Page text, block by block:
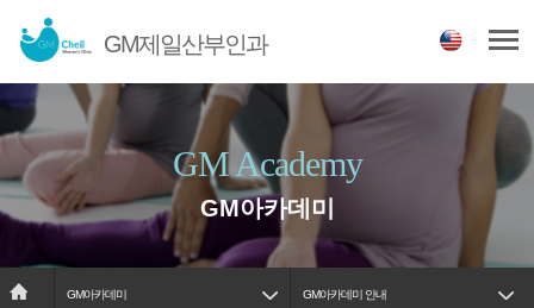
GM제일산부인과
GM Academy
GM아카데미
GM아카데미 GM아카데미 안내